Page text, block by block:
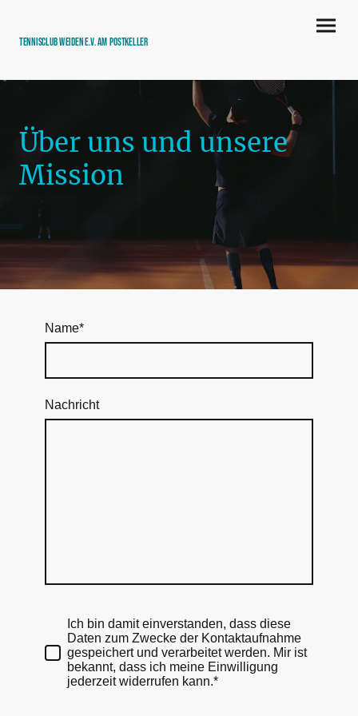
Tennisclub Weiden e.V. am Postkeller
Über uns und unsere
Mission
Name*
Nachricht
Ich bin damit einverstanden, dass diese
Daten zum Zwecke der Kontaktaufnahme
gespeichert und verarbeitet werden. Mir ist
bekannt, dass ich meine Einwilligung
jederzeit widerrufen kann.*